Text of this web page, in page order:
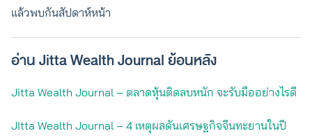
แล้วพบกันสัปดาห์หน้า
อ่าน Jitta Wealth Journal ย้อนหลัง
Jitta Wealth Journal – ตลาดหุ้นติดลบหนัก จะรับมืออย่างไรดี
JItta Wealth Journal – 4 เหตุผลดันเศรษฐกิจจีนทะยานในปี